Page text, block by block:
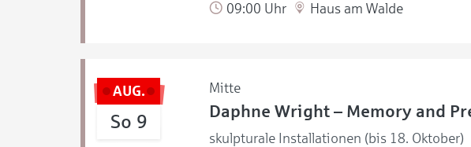
09:00 Uhr
Haus am Walde
AUG.
So 9
Mitte
Daphne Wright – Memory and
skulpturale Installationen (bis 18. Oktober)